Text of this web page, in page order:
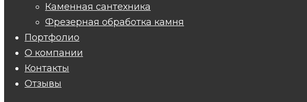
Каменная сантехника
Фрезерная обработка камня
Портфолио
О компании
Контакты
Отзывы